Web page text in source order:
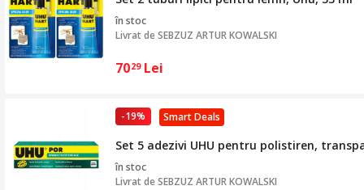
în stoc
Livrat deSEBZUZ ARTUR KOWALSKI
7029 Lei
Smart Deals
-19%
Set 5 adezivi UHU pentru polistiren,
în stoc
Livrat deSEBZUZ ARTUR KOWALSKI